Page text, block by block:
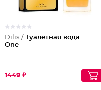
Dilis / Туалетная вода
One
1449 ₽